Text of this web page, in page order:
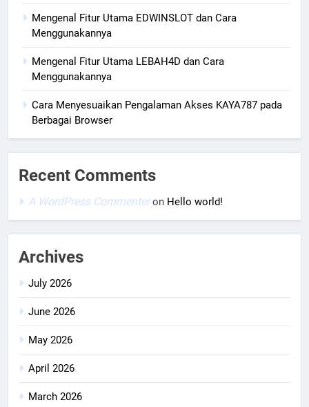
Mengenal Fitur Utama EDWINSLOT dan Cara
Menggunakannya
Mengenal Fitur Utama LEBAH4D dan Cara
Menggunakannya
Cara Menyesuaikan Pengalaman Akses KAYA787 pada
Berbagai Browser
Recent Comments
A WordPress Commenteron Hello world!
Archives
July 2026
June 2026
May 2026
April 2026
March 2026